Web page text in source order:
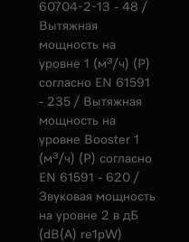
60704-2-13 - 48 /
Вытяжная
мощность на
уровне 1 (м³/ч) (Р)
согласно EN 61591
- 235 / Вытяжная
мощность на
уровне Booster 1
(м³/ч) (Р) согласно
EN 61591 - 620 /
Звуковая мощность
на уровне 2 в дБ
(dB(A) re1pW)